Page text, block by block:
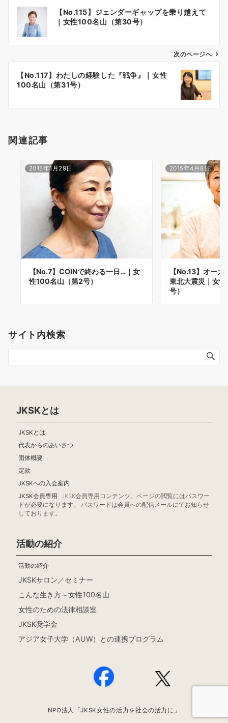
ン
【No.115】ジェンダーギャップを乗り越えて
｜女性100名山（第30号）
次のページへ
【No.117】わたしの経験した『戦争』｜女性
100名山（第31号）
関連記事
2015年1月29日
【No.7】COINで終わる一日…｜女
性100名山（第2号）
2015年4月8日
【No.13】オー
東北大震災｜女
号）
サイト内検索
JKSKとは
JKSKとは
代表からのあいさつ
団体概要
定款
JKSKへの入会案内
JKSK会員専用
JKSK会員専用コンテンツ。ページの閲覧にはパスワー
ドが必要になります。 パスワードは会員への配信メールにてお知らせ
しております。
活動の紹介
活動の紹介
JKSKサロン／セミナー
こんな生き方～女性100名山
女性のための法律相談室
JKSK奨学金
アジア女子大学（AUW）との連携プログラム
NPO法人「JKSK女性の活力を社会の活力に」